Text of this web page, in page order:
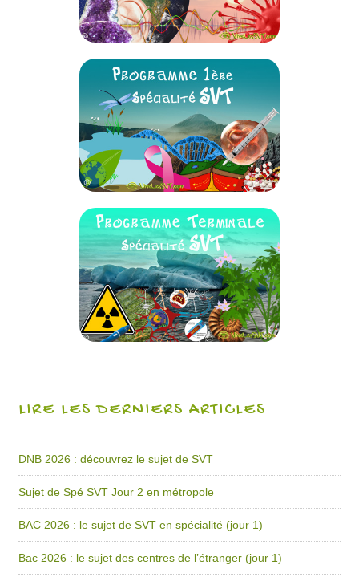
LIRE LES DERNIERS ARTICLES
DNB 2026 : découvrez le sujet de SVT
Sujet de Spé SVT Jour 2 en métropole
BAC 2026 : le sujet de SVT en spécialité (jour 1)
Bac 2026 : le sujet des centres de l’étranger (jour 1)